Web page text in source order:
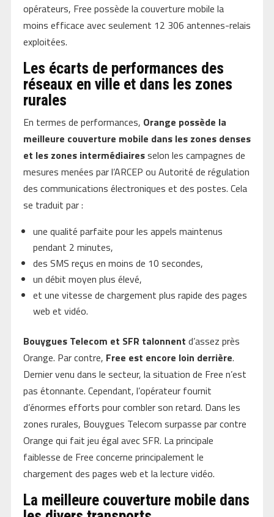
opérateurs, Free possède la couverture mobile la
moins efficace avec seulement 12 306 antennes-relais
exploitées.
Les écarts de performances des
réseaux en ville et dans les zones
rurales
En termes de performances, Orange possède la
meilleure couverture mobile dans les zones denses
et les zones intermédiairesselon les campagnes de
mesures menées par l’ARCEP ou Autorité de régulation
des communications électroniques et des postes. Cela
se traduit par :
une qualité parfaite pour les appels maintenus
pendant 2 minutes,
des SMS reçus en moins de 10 secondes,
un débit moyen plus élevé,
et une vitesse de chargement plus rapide des pages
web et vidéo.
Bouygues Telecom et SFR talonnent d’assez près
Orange. Par contre, Free est encore loin derrière.
Dernier venu dans le secteur, la situation de Free n’est
pas étonnante. Cependant, l’opérateur fournit
d’énormes efforts pour combler son retard. Dans les
zones rurales, Bouygues Telecom surpasse par contre
Orange qui fait jeu égal avec SFR. La principale
faiblesse de Free concerne principalement le
chargement des pages web et la lecture vidéo.
La meilleure couverture mobile dans